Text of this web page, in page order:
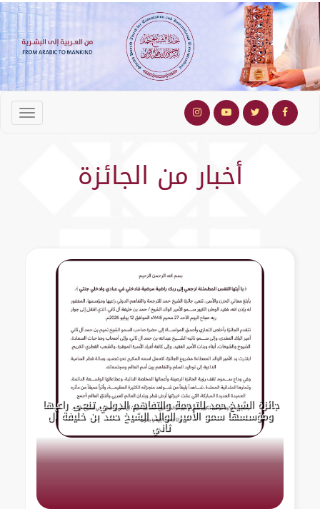
أخبار من الجائزة
جائزة الشيخ حمد للترجمة والتفاهم الدولي تنعى راعيها
ومؤسسها سمو الأمير الوالد الشيخ حمد بن خليفة آل
ثاني